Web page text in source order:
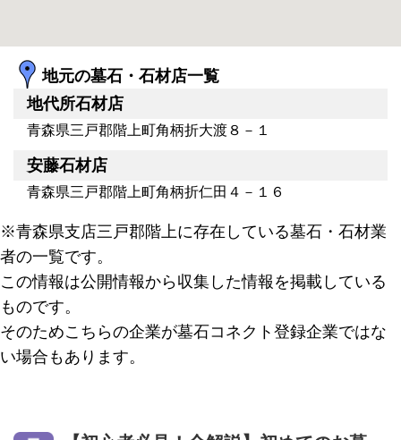
地元の墓石・石材店一覧
地代所石材店
青森県三戸郡階上町角柄折大渡８－１
安藤石材店
青森県三戸郡階上町角柄折仁田４－１６
※青森県支店三戸郡階上に存在している墓石・石材業
者の一覧です。
この情報は公開情報から収集した情報を掲載している
ものです。
そのためこちらの企業が墓石コネクト登録企業ではな
い場合もあります。